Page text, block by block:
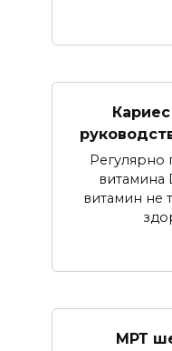
Регулярно
витамина
витамин не
МРТ